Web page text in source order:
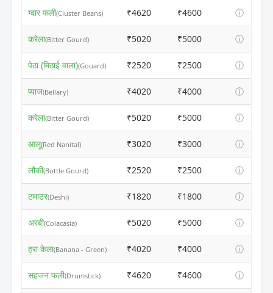
ग्वार फली(Cluster Beans) ₹4620 ₹4600 ⓘ
करेला(Bitter Gourd) ₹5020 ₹5000 ⓘ
पेठा (मिठाई वाला)(Gouard) ₹2520 ₹2500 ⓘ
प्याज(Bellary) ₹4020 ₹4000 ⓘ
करेला(Bitter Gourd) ₹5020 ₹5000 ⓘ
आलू(Red Nanital) ₹3020 ₹3000 ⓘ
लौकी(Bottle Gourd) ₹2520 ₹2500 ⓘ
टमाटर(Deshi) ₹1820 ₹1800 ⓘ
अरबी(Colacasia) ₹5020 ₹5000 ⓘ
हरा केला(Banana - Green) ₹4020 ₹4000 ⓘ
सहजन फली(Drumstick) ₹4620 ₹4600 ⓘ